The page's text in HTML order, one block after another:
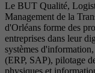
Le BUT Qualité,
Management de la
d'Orléans forme des
entreprises dans leur
systèmes
(ERP, SAP), pilotage